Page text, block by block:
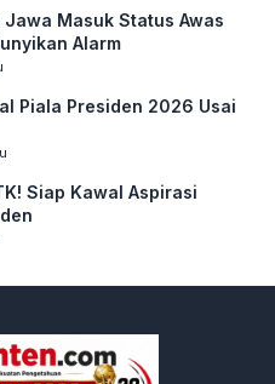
Masuk Status Awas
Alarm
Piala Presiden 2026 Usai
Siap Kawal Aspirasi